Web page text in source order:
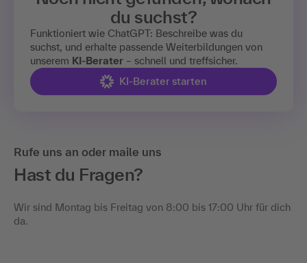
du suchst?
Funktioniert wie ChatGPT: Beschreibe was du
suchst, und erhalte passende Weiterbildungen von
unserem KI-Berater – schnell und treffsicher.
KI-Berater starten
Rufe uns an oder maile uns
Hast du Fragen?
Wir sind Montag bis Freitag von 8:00 bis 17:00 Uhr für dich
da.